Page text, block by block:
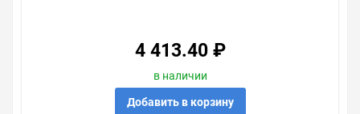
4 413.40 ₽
в наличии
Добавить в корзину